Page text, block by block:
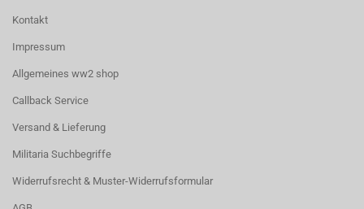
Kontakt
Impressum
Allgemeines ww2 shop
Callback Service
Versand & Lieferung
Militaria Suchbegriffe
Widerrufsrecht & Muster-Widerrufsformular